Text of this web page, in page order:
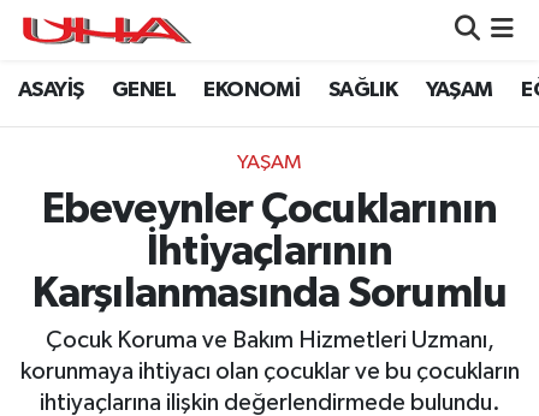
ASAYİŞ GENEL EKONOMİ SAĞLIK YAŞAM
YAŞAM
Ebeveynler Çocuklarının
İhtiyaçlarının
Karşılanmasında Sorumlu
Çocuk Koruma ve Bakım Hizmetleri Uzmanı,
korunmaya ihtiyacı olan çocuklar ve bu çocukların
ihtiyaçlarına ilişkin değerlendirmede bulundu.
ASAYİŞ
GENEL
YAŞAM
SAĞLIK
LEZETLERİMİZ
Nöbetçi Eczaneler
Namaz Vakitleri
Trafik Durumu
Puan Durumu ve Fikstür
Tüm Manşetler